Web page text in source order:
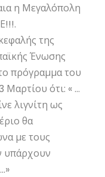
η Μεγαλόπολη
της
Ένωσης
πρόγραμμα του
ότι: « …
λιγνίτη ως
θα
με τους
υπάρχουν